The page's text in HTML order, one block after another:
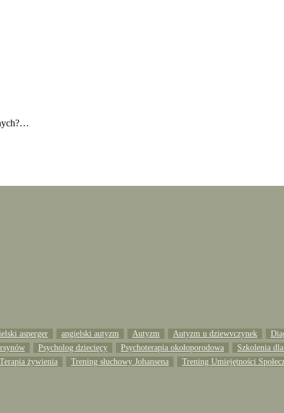
asperger angielski autyzm Autyzm Autyzm u dziewvczynek
Psycholog dziecięcy Psychoterapia okołoporodowa Szkolenia
Terapia żywienia Trening słuchowy Johansena Trening Umiejętności